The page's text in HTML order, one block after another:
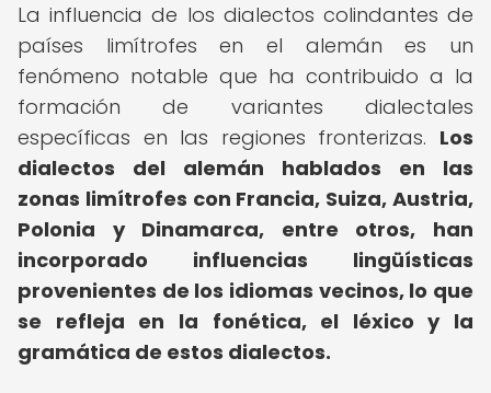
La influencia de los dialectos colindantes de
países limítrofes en el alemán es un
fenómeno notable que ha contribuido a la
formación de variantes dialectales
específicas en las regiones fronterizas. Los
dialectos del alemán hablados en las
zonas limítrofes con Francia, Suiza, Austria,
Polonia y Dinamarca, entre otros, han
incorporado influencias lingüísticas
provenientes de los idiomas vecinos, lo que
se refleja en la fonética, el léxico y la
gramática de estos dialectos.